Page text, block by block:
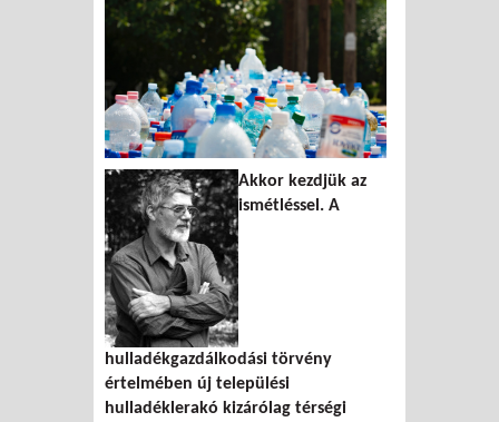
Akkor kezdjük az
ismétléssel. A
hulladékgazdálkodási törvény
értelmében új települési
hulladéklerakó kizárólag térségi